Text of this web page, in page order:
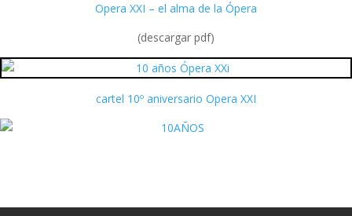
Opera XXI – el alma de la Ópera
(descargar pdf)
cartel 10º aniversario Opera XXI